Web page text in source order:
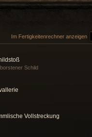
Im Fertigkeitenrechner anzeigen
Schild
Vollstreckung